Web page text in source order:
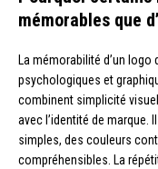
mémorables que
La mémorabilité d’un
psychologiques et
combinent simplicité
avec l’identité de
simples, des couleurs
compréhensibles. La